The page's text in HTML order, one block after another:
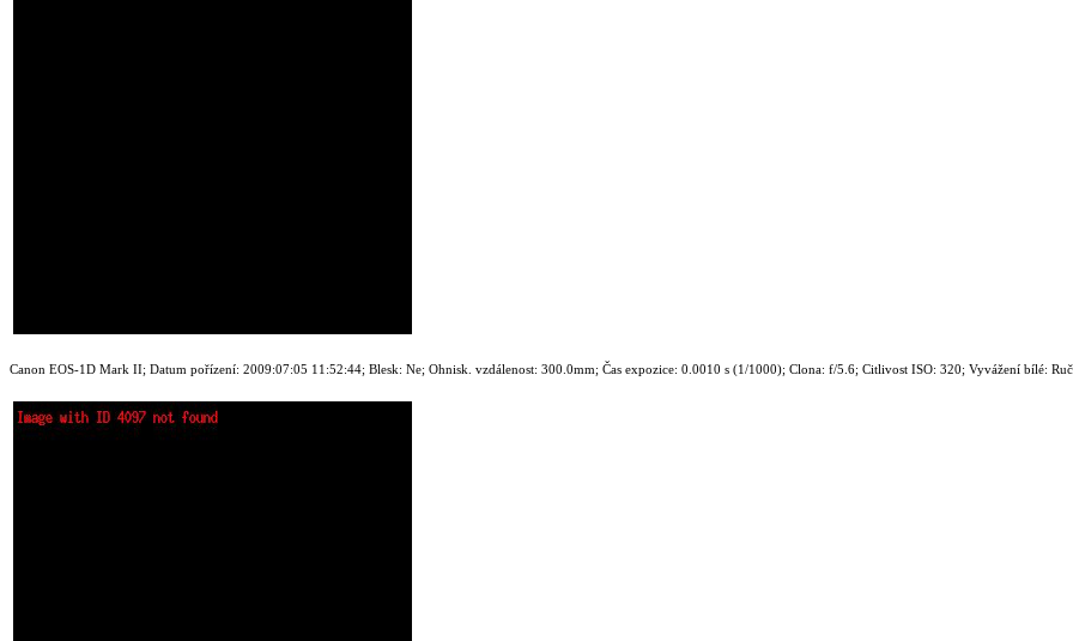
Canon EOS-1D Mark II; Datum pořízení: 2009:07:05 11:52:44; Blesk: Ne; Ohnisk. vzdálenost: 300.0mm; Čas expozice: 0.0010 s (1/1000); Clona: f/5.6; Citlivost ISO: 320; Vyvážení bílé: